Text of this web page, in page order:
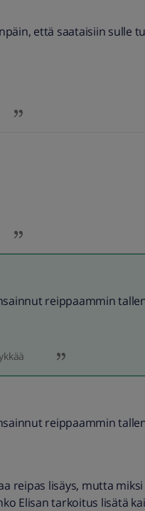
että saataisiin sulle
reippaammin
reippaammin
reipas lisäys, mutta
Elisan tarkoitus lisätä